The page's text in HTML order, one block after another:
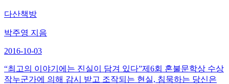
다산책방
박주영 지음
2016-10-03
“최고의 이야기에는 진실이 담겨 있다”제6회 혼불문학상 수상
작누군가에 의해 감시 받고 조작되는 현실, 침묵하는 당신은